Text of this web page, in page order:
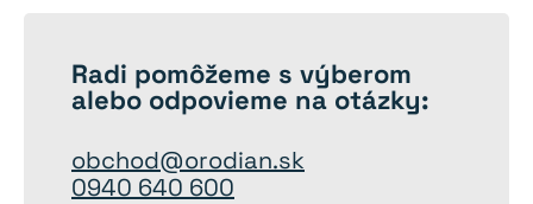
Radi pomôžeme s výberom
alebo odpovieme na otázky:
obchod@orodian.sk
0940 640 600